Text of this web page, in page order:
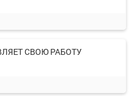
СВОЮ РАБОТУ